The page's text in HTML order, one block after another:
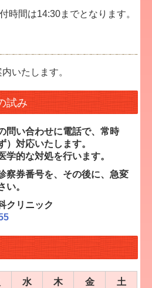
時間は14:30までとなります。
いたします。
試み
問い合わせに電話で、常時
）対応いたします。
学的な対処を行います。
察券番号を、その後に、急変
い。
クリニック
水 木 金 土